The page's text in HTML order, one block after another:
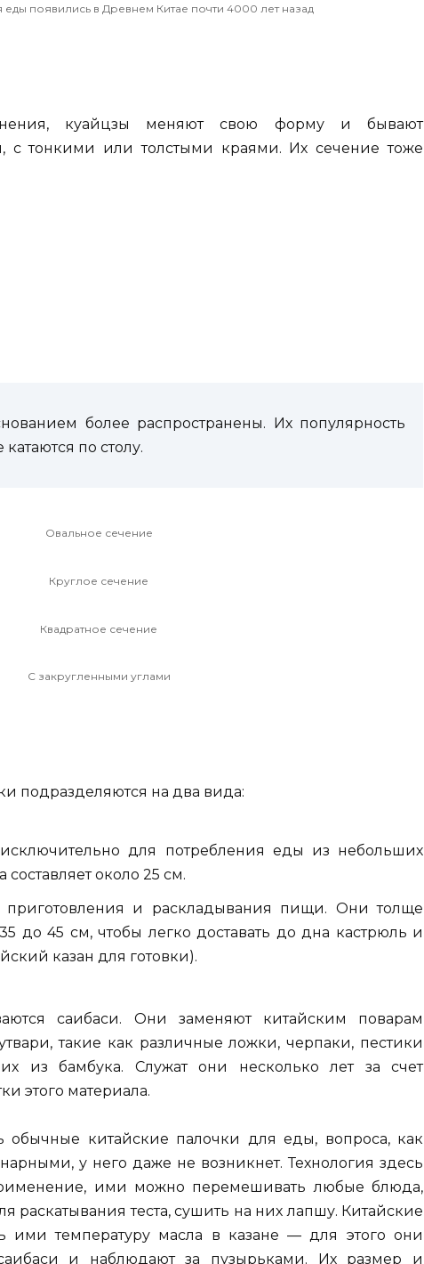
появились в Древнем Китае почти 4000 лет назад
куайцзы меняют свою форму и бывают
с тонкими или толстыми краями. Их сечение тоже
более распространены. Их популярность
по столу.
Овальное сечение
Круглое сечение
Квадратное сечение
С закругленными углами
подразделяются на два вида:
исключительно для потребления еды из небольших
около 25 см.
приготовления и раскладывания пищи. Они толще
до 45 см, чтобы легко доставать до дна кастрюль и
казан для готовки).
саибаси. Они заменяют китайским поварам
такие как различные ложки, черпаки, пестики
их из бамбука. Служат они несколько лет за счет
этого материала.
обычные китайские палочки для еды, вопроса, как
у него даже не возникнет. Технология здесь
ими можно перемешивать любые блюда,
раскатывания теста, сушить на них лапшу. Китайские
ими температуру масла в казане — для этого они
и наблюдают за пузырьками. Их размер и